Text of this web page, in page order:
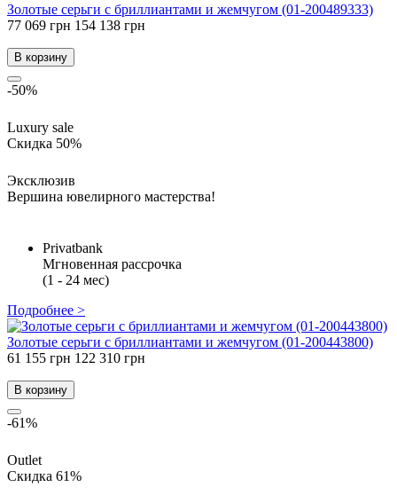
Золотые серьги с бриллиантами и жемчугом (01-200489333)
77 069 грн 154 138 грн
В корзину
-50%
Luxury sale
Скидка 50%
Эксклюзив
Вершина ювелирного мастерства!
Privatbank
Мгновенная рассрочка
(1 - 24 мес)
Подробнее >
Золотые серьги с бриллиантами и жемчугом (01-200443800)
61 155 грн 122 310 грн
В корзину
-61%
Outlet
Скидка 61%